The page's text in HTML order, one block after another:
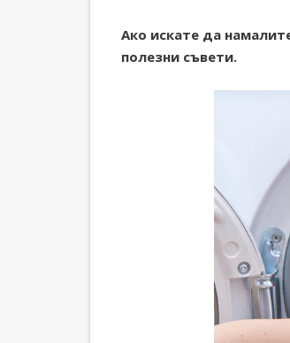
Ако искате да
полезни съвети.